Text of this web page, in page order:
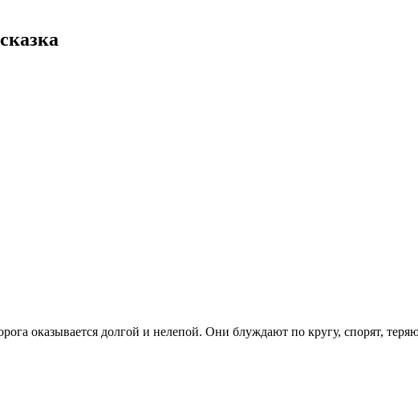
оказывается долгой и нелепой. Они блуждают по кругу, спорят,